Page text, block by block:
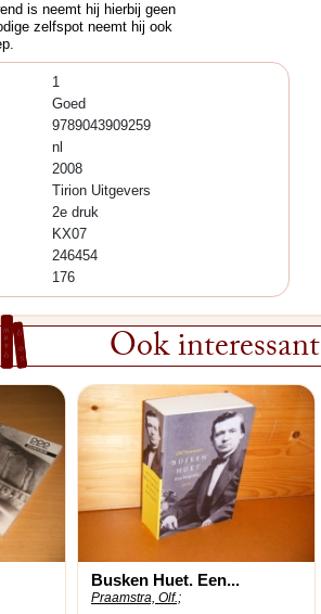
is neemt hij hierbij geen
zelfspot neemt hij ook
1
Goed
9789043909259
nl
2008
Tirion Uitgevers
2e druk
KX07
246454
176
Ook interessant
Busken Huet. Een...
Praamstra, Olf.;